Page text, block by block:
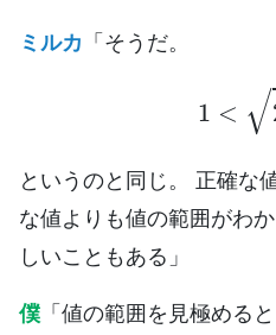
ミルカ 「そうだ。
2
というのと同じ。 正確な
な値よりも値の範囲がわ
しいこともある」
僕 「値の範囲を見極める